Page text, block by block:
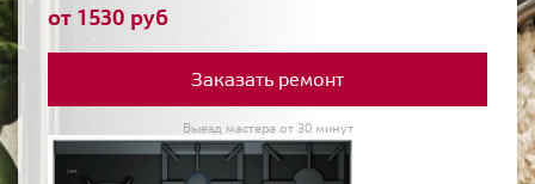
от 1530 руб
Заказать ремонт
Выезд мастера от 30 минут